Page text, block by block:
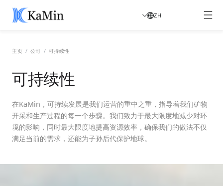
ZH
主页 / 公司 / 可持续性
可持续性
在KaMin，可持续发展是我们运营的重中之重，指导着我们矿物
开采和生产过程的每一个步骤。我们致力于最大限度地减少对环
境的影响，同时最大限度地提高资源效率，确保我们的做法不仅
满足当前的需求，还能为子孙后代保护地球。